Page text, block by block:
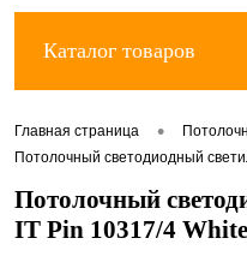
Каталог товаров
Главная страница •
Потолочный светодиодный
Потолочный
IT Pin 10317/4 White